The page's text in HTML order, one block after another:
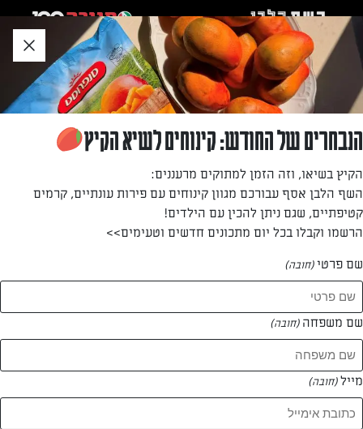
לאזור
תוכן
תחתון
חזרה לעמוד הבית
רים גנאיים
—
המתכונים של
1 מתכונים
הנבחרים של החודש: קינוחים לשיא הקיץ
הקיץ בשיאו, וזה הזמן למתוקים מרעננים:
השף הלבן אסף עבורכם מגוון קינוחים עם פירות עונתיים, קרמים
קטיפתיים, שגם ניתן להכין עם הילדים!
הרשמו וקבלו בכל יום מתכונים חדשים וטעימים>>
שם פרטי(חובה)
שם משפחה (חובה)
מייל(חובה)